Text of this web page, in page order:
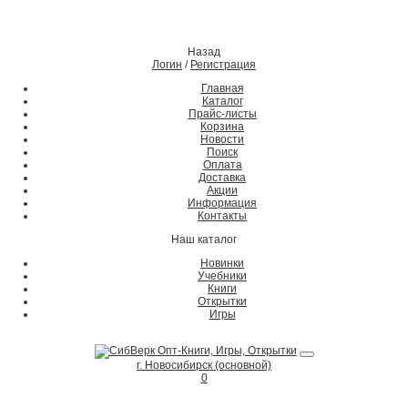
Назад
Логин / Регистрация
Главная
Каталог
Прайс-листы
Корзина
Новости
Поиск
Оплата
Доставка
Акции
Информация
Контакты
Наш каталог
Новинки
Учебники
Книги
Открытки
Игры
г. Новосибирск (основной)
0